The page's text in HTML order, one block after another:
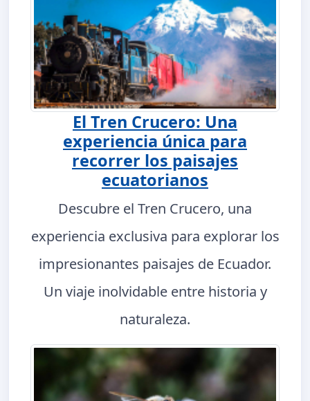
El Tren Crucero: Una
experiencia única para
recorrer los paisajes
ecuatorianos
Descubre el Tren Crucero, una
experiencia exclusiva para explorar los
impresionantes paisajes de Ecuador.
Un viaje inolvidable entre historia y
naturaleza.